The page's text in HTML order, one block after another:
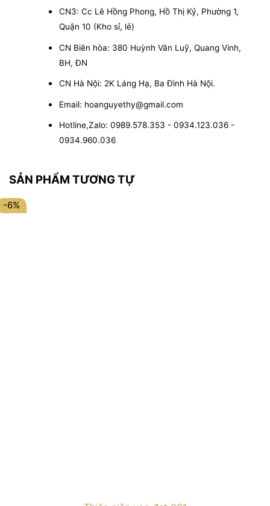
CN3: Cc Lê Hồng Phong, Hồ Thị Kỷ, Phường 1,
Quận 10 (Kho sỉ, lẻ)
CN Biên hòa: 380 Huỳnh Văn Luỹ, Quang Vinh,
BH, ĐN
CN Hà Nội: 2K Láng Hạ, Ba Đình Hà Nội.
Email: hoanguyethy@gmail.com
Hotline,Zalo: 0989.578.353 - 0934.123.036 -
0934.960.036
SẢN PHẨM TƯƠNG TỰ
-6%